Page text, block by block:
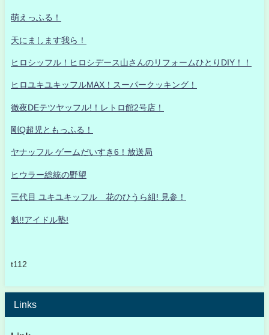
萌えっふる！
天にまします我ら！
ヒロシッフル！ヒロシデース山さんのリフォームひとりDIY！！
ヒロユキユキッフルMAX！スーパークッキング！
徹夜DEテツヤッフル!！レトロ館2号店！
剛Q超児ともっふる！
ヤナッフル ゲームだいすき6！放送局
ヒウラー総統の野望
三代目 ユキユキッフル 花のひうら組! 見参！
魁!!アイドル塾!
t112
Links